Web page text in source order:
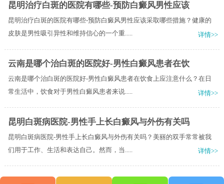
昆明治疗白斑的医院有哪些-预防白癜风男性应该
昆明治疗白斑的医院有哪些-预防白癜风男性应该采取哪些措施？健康的
皮肤是男性吸引异性和维持信心的一个重.....
详情>>
云南是哪个治白斑的医院好-男性白癜风患者在饮
云南是哪个治白斑的医院好-男性白癜风患者在饮食上应注意什么？在日
常生活中，饮食对于男性白癜风患者来说.....
详情>>
昆明白斑病医院-男性手上长白癜风与外伤有关吗
昆明白斑病医院-男性手上长白癜风与外伤有关吗？美丽的双手常常被我
们用于工作、生活和表达自己。然而，当.....
详情>>